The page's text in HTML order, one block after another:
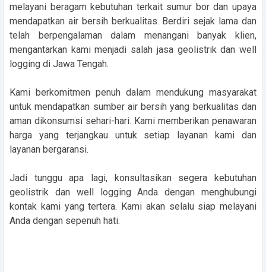
melayani beragam kebutuhan terkait sumur bor dan upaya
mendapatkan air bersih berkualitas. Berdiri sejak lama dan
telah berpengalaman dalam menangani banyak klien,
mengantarkan kami menjadi salah jasa geolistrik dan well
logging di Jawa Tengah.
Kami berkomitmen penuh dalam mendukung masyarakat
untuk mendapatkan sumber air bersih yang berkualitas dan
aman dikonsumsi sehari-hari. Kami memberikan penawaran
harga yang terjangkau untuk setiap layanan kami dan
layanan bergaransi.
Jadi tunggu apa lagi, konsultasikan segera kebutuhan
geolistrik dan well logging Anda dengan menghubungi
kontak kami yang tertera. Kami akan selalu siap melayani
Anda dengan sepenuh hati.